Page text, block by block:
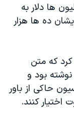
ها دلار به
ده ها هزار
کرد که متن
بود و
حاکی از باور
کنند.